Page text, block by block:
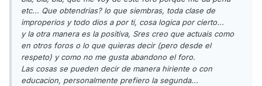
etc... Que obtendrias? lo que siembras, toda clase de
improperios y todo dios a por ti, cosa logica por cierto...
y la otra manera es la positiva, Sres creo que actuais como
en otros foros o lo que quieras decir (pero desde el
respeto) y como no me gusta abandono el foro.
Las cosas se pueden decir de manera hiriente o con
educacion, personalmente prefiero la segunda...